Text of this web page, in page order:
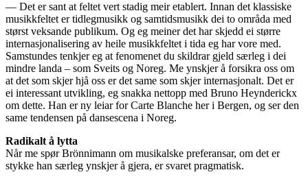
— Det er sant at feltet vert stadig meir etablert. Innan det klassiske
musikkfeltet er tidlegmusikk og samtidsmusikk dei to områda med
størst veksande publikum. Og eg meiner det har skjedd ei større
internasjonalisering av heile musikkfeltet i tida eg har vore med.
Samstundes tenkjer eg at fenomenet du skildrar gjeld særleg i dei
mindre landa – som Sveits og Noreg. Me ynskjer å forsikra oss om
at det som skjer hjå oss er det same som skjer internasjonalt. Det er
ei interessant utvikling, eg snakka nettopp med Bruno Heynderickx
om dette. Han er ny leiar for Carte Blanche her i Bergen, og ser den
same tendensen på dansescena i Noreg.
Radikalt å lytta
Når me spør Brönnimann om musikalske preferansar, om det er
stykke han særleg ynskjer å gjera, er svaret pragmatisk.